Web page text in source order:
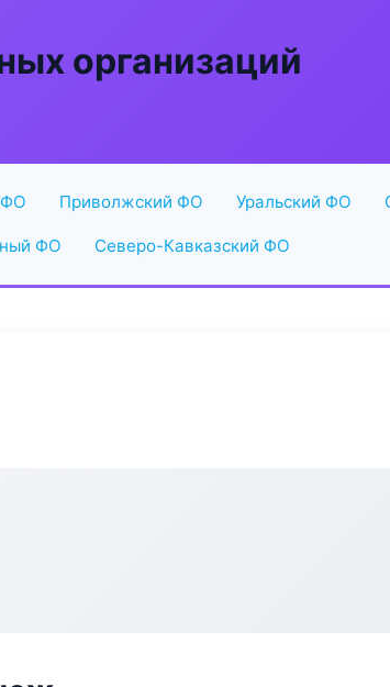
организаций
ФО Приволжский ФО Уральский ФО
ФО Северо-Кавказский ФО